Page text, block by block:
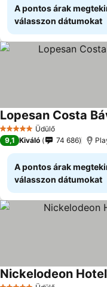
A pontos árak
válasszon dátumokat
5 KategóriaÜdülő
Lopesan Costa
9,1 Kiváló 74 686
A pontos árak
válasszon dátumokat
Nickelodeon